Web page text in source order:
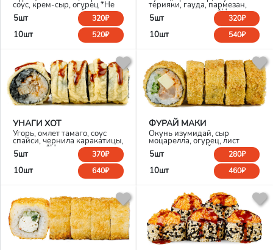
соус, крем-сыр, огурец *Не
является горячим блюдом
5шт 320₽
10шт 520₽
терияки, гауда, пармезан,
мисо соус, кунжут *Не
является горячим блюдом
5шт 320₽
10шт 540₽
УНАГИ ХОТ
Угорь, омлет тамаго, соус
спайси, чернила каракатицы,
темпура *Не является
горячим блюдом
5шт 370₽
10шт 640₽
ФУРАЙ МАКИ
Окунь изумидай, сыр
моцарелла, огурец, лист
салата, соус спайси, панко.
*Не является горячим
5шт 280₽
10шт 460₽